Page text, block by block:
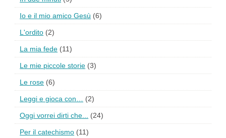
Io e il mio amico Gesù (6)
L'ordito (2)
La mia fede (11)
Le mie piccole storie (3)
Le rose (6)
Leggi e gioca con… (2)
Oggi vorrei dirti che... (24)
Per il catechismo (11)